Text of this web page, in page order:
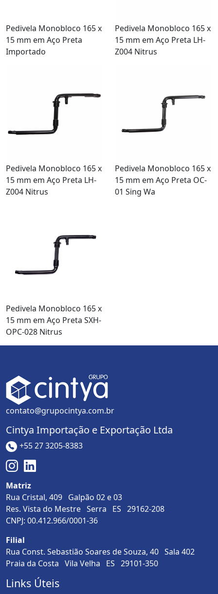
Pedivela Monobloco 165 x
15 mm em Aço Preta
Importado
Pedivela Monobloco 165 x
15 mm em Aço Preta LH-
Z004 Nitrus
Pedivela Monobloco 165 x
15 mm em Aço Preta LH-
Z004 Nitrus
Pedivela Monobloco 165 x
15 mm em Aço Preta OC-
01 Sing Wa
Pedivela Monobloco 165 x
15 mm em Aço Preta SXH-
OPC-028 Nitrus
contato@grupocintya.com.br
Cintya Importação e Exportação Ltda
+55 27 3205-8383
Matriz
Rua Cristal, 409 Galpão 02 e 03
Res. Vista do Mestre Serra ES 29162-208
CNPJ: 00.412.966/0001-36
Filial
Rua Const. Sebastião Soares de Souza, 40 Sala 402
Praia da Costa Vila Velha ES 29101-350
Links Úteis